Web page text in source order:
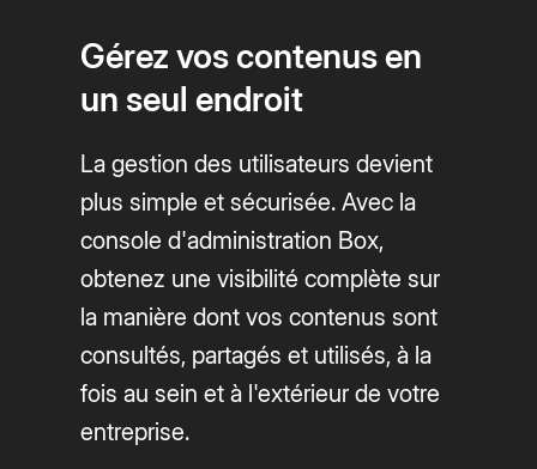
Gérez vos contenus en
un seul endroit
La gestion des utilisateurs devient
plus simple et sécurisée. Avec la
console d'administration Box,
obtenez une visibilité complète sur
la manière dont vos contenus sont
consultés, partagés et utilisés, à la
fois au sein et à l'extérieur de votre
entreprise.